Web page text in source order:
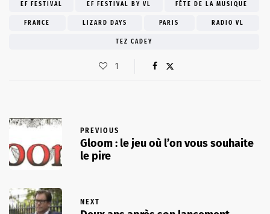
EF FESTIVAL EF FESTIVAL BY VL FÊTE DE LA MUSIQUE
FRANCE LIZARD DAYS PARIS RADIO VL
TEZ CADEY
1
PREVIOUS
Gloom : le jeu où l’on vous souhaite
le pire
NEXT